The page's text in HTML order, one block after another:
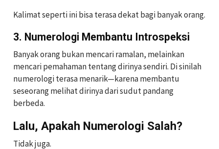
Kalimat seperti ini bisa terasa dekat bagi banyak orang.
3. Numerologi Membantu Introspeksi
Banyak orang bukan mencari ramalan, melainkan
mencari pemahaman tentang dirinya sendiri. Di sinilah
numerologi terasa menarik—karena membantu
seseorang melihat dirinya dari sudut pandang
berbeda.
Lalu, Apakah Numerologi Salah?
Tidak juga.